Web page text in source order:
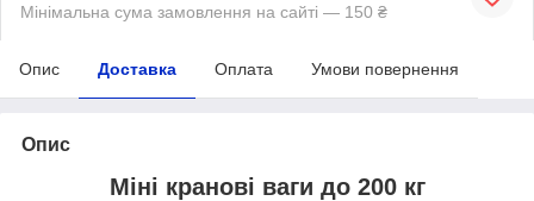
Мінімальна сума замовлення на сайті — 150 ₴
Опис Доставка Оплата Умови повернення
Опис
Міні кранові ваги до 200 кг